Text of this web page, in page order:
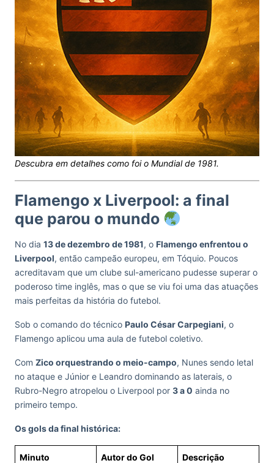
Descubra em detalhes como foi o Mundial de 1981.
Flamengo x Liverpool: a final
que parou o mundo
No dia 13 de dezembro de 1981, o Flamengo enfrentou o
Liverpool, então campeão europeu, em Tóquio. Poucos
acreditavam que um clube sul-americano pudesse superar o
poderoso time inglês, mas o que se viu foi uma das atuações
mais perfeitas da história do futebol.
Sob o comando do técnico Paulo César Carpegiani, o
Flamengo aplicou uma aula de futebol coletivo.
Com Zico orquestrando o meio-campo, Nunes sendo letal
no ataque e Júnior e Leandro dominando as laterais, o
Rubro-Negro atropelou o Liverpool por 3 a 0 ainda no
primeiro tempo.
Os gols da final histórica:
Minuto Autor do Gol Descrição